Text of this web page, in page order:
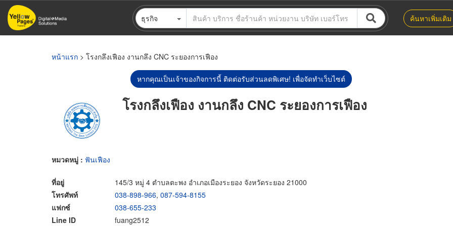
ข้าม
ไป
ธุรกิจ ค้นหาเพิ่มเติม
หน้าแรก > โรงกลึงเฟือง งานกลึง CNC ระยองการเฟือง
หากคุณเป็นเจ้าของกิจการนี้ ติดต่อรับส่วนลดพิเศษ! เพื่อจัดทำเว็บไซต์
โรงกลึงเฟือง งานกลึง CNC ระยองการเฟือง
หมวดหมู่ : ฟันเฟือง
ที่อยู่
145/3 หมู่ 4 ตำบลตะพง อำเภอเมืองระยอง จังหวัดระยอง 21000
โทรศัพท์
038-898-966, 087-594-8155
แฟกซ์
038-655-233
Line ID
fuang2512